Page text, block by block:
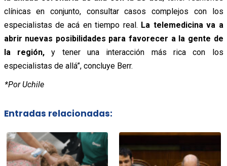
clínicas en conjunto, consultar casos complejos con los
especialistas de acá en tiempo real. La telemedicina va a
abrir nuevas posibilidades para favorecer a la gente de
la región,y tener una interacción más rica con los
especialistas de allá”, concluye Berr.
*Por Uchile
Entradas relacionadas: